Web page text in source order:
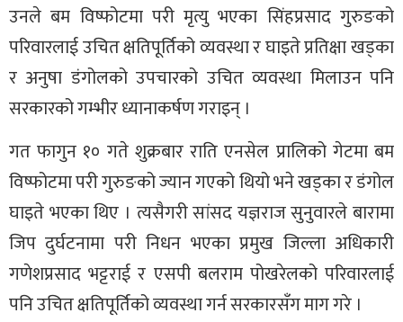
उनले बम विष्फोटमा परी मृत्यु भएका सिंहप्रसाद गुरुङको
परिवारलाई उचित क्षतिपूर्तिको व्यवस्था र घाइते प्रतिक्षा खड्का
र अनुषा डंगोलको उपचारको उचित व्यवस्था मिलाउन पनि
सरकारको गम्भीर ध्यानाकर्षण गराइन् ।
गत फागुन १० गते शुक्रबार राति एनसेल प्रालिको गेटमा बम
विष्फोटमा परी गुरुङको ज्यान गएको थियो भने खड्का र डंगोल
घाइते भएका थिए । त्यसैगरी सांसद यज्ञराज सुनुवारले बारामा
जिप दुर्घटनामा परी निधन भएका प्रमुख जिल्ला अधिकारी
गणेशप्रसाद भट्टराई र एसपी बलराम पोखरेलको परिवारलाई
पनि उचित क्षतिपूर्तिको व्यवस्था गर्न सरकारसँग माग गरे ।